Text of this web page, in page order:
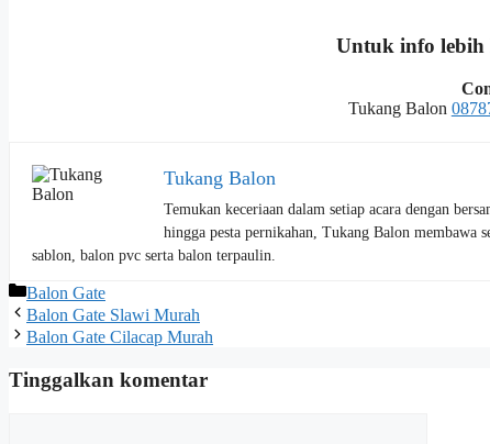
Untuk info lebih
Tukang Balon
Tukang Balon
Temukan keceriaan dalam setiap acara dengan
hingga pesta pernikahan, Tukang Balon membawa
sablon, balon pvc serta balon terpaulin.
Kategori
Balon Gate
Balon Gate Slawi Murah
Balon Gate Cilacap Murah
Tinggalkan komentar